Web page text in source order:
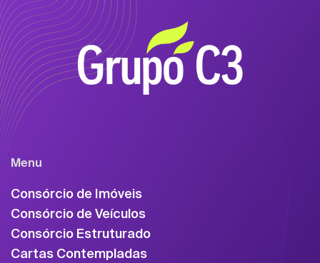
Menu
Consórcio de Imóveis
Consórcio de Veículos
Consórcio Estruturado
Cartas Contempladas